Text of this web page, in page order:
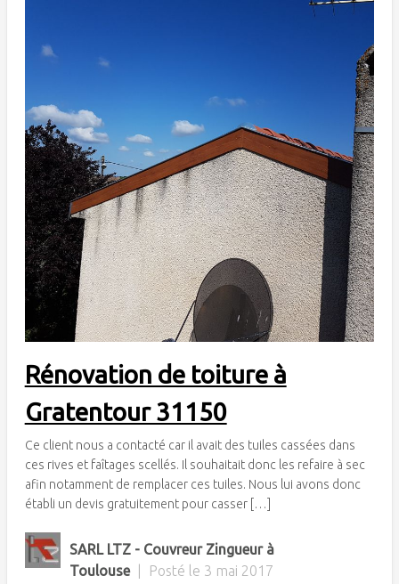
Rénovation de toiture à
Gratentour 31150
Ce client nous a contacté car il avait des tuiles cassées dans
ces rives et faîtages scellés. Il souhaitait donc les refaire à sec
afin notamment de remplacer ces tuiles. Nous lui avons donc
établi un devis gratuitement pour casser […]
SARL LTZ - Couvreur Zingueur à
Toulouse
Posté le 3 mai 2017